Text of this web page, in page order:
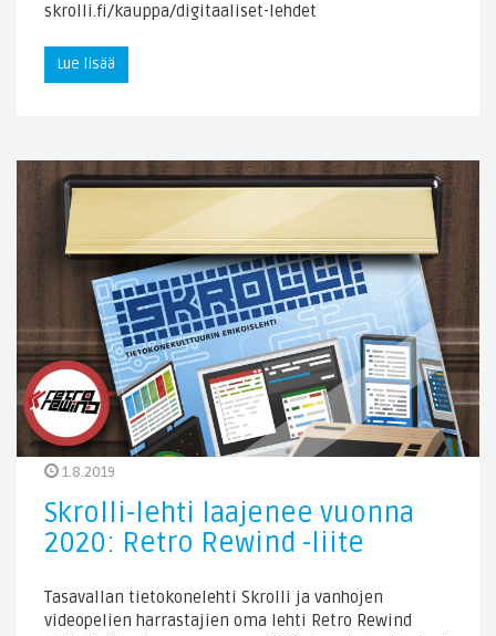
skrolli.fi/kauppa/digitaaliset-lehdet
Lue lisää
1.8.2019
Skrolli-lehti laajenee vuonna
2020: Retro Rewind -liite
Tasavallan tietokonelehti Skrolli ja vanhojen
videopelien harrastajien oma lehti Retro Rewind